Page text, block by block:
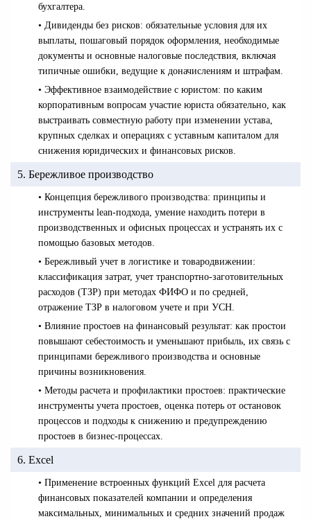
бухгалтера.
• Дивиденды без рисков: обязательные условия для их
выплаты, пошаговый порядок оформления, необходимые
документы и основные налоговые последствия, включая
типичные ошибки, ведущие к доначислениям и штрафам.
• Эффективное взаимодействие с юристом: по каким
корпоративным вопросам участие юриста обязательно, как
выстраивать совместную работу при изменении устава,
крупных сделках и операциях с уставным капиталом для
снижения юридических и финансовых рисков.
5. Бережливое производство
• Концепция бережливого производства: принципы и
инструменты lean-подхода, умение находить потери в
производственных и офисных процессах и устранять их с
помощью базовых методов.
• Бережливый учет в логистике и товародвижении:
классификация затрат, учет транспортно-заготовительных
расходов (ТЗР) при методах ФИФО и по средней,
отражение ТЗР в налоговом учете и при УСН.
• Влияние простоев на финансовый результат: как простои
повышают себестоимость и уменьшают прибыль, их связь с
принципами бережливого производства и основные
причины возникновения.
• Методы расчета и профилактики простоев: практические
инструменты учета простоев, оценка потерь от остановок
процессов и подходы к снижению и предупреждению
простоев в бизнес-процессах.
6. Excel
• Применение встроенных функций Excel для расчета
финансовых показателей компании и определения
максимальных, минимальных и средних значений продаж